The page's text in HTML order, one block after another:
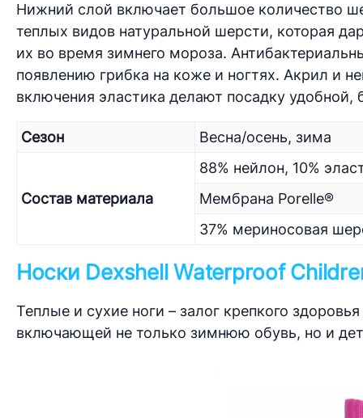
Нижний слой включает большое количество
теплых видов натуральной шерсти, которая
их во время зимнего мороза.
появлению грибка на коже и ногтях. Акрил и
включения эластика делают посадку
Сезон Весна/осень, зима
Состав материала
88% нейлон, 10%
Мембрана Porelle®
37% мериносовая
Носки Dexshell Waterproof
Теплые и сухие ноги – залог крепкого
включающей не только зимнюю обувь, но и